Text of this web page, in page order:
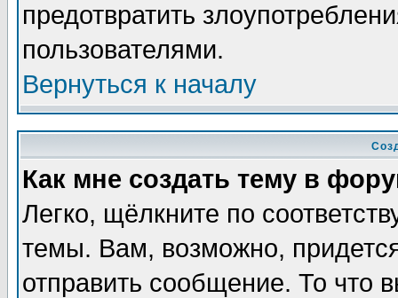
предотвратить
пользователями.
Вернуться к началу
Как мне создать тему в
Легко, щёлкните по
темы. Вам, возможно,
отправить сообщение. То что